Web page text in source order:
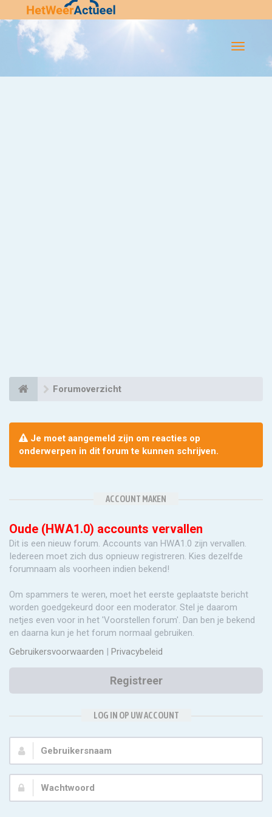
Flip-
Forumoverzicht
Je moet aangemeld zijn om reacties op
onderwerpen in dit forum te kunnen schrijven.
ACCOUNT MAKEN
Oude (HWA1.0) accounts vervallen
Dit is een nieuw forum. Accounts van HWA1.0 zijn vervallen.
Iedereen moet zich dus opnieuw registreren. Kies dezelfde
forumnaam als voorheen indien bekend!
Om spammers te weren, moet het eerste geplaatste bericht
worden goedgekeurd door een moderator. Stel je daarom
netjes even voor in het 'Voorstellen forum'. Dan ben je bekend
en daarna kun je het forum normaal gebruiken.
Gebruikersvoorwaarden | Privacybeleid
Registreer
LOG IN OP UW ACCOUNT
Gebruikersnaam:
Wachtwoord: